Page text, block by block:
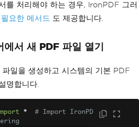
를 처리해야 하는 경우, IronPDF 그러
필요한 메서드 도 제공합니다.
에서 새 PDF 파일 열기
일을 생성하고 시스템의 기본 PDF
명합니다.
*
# Import IronPD